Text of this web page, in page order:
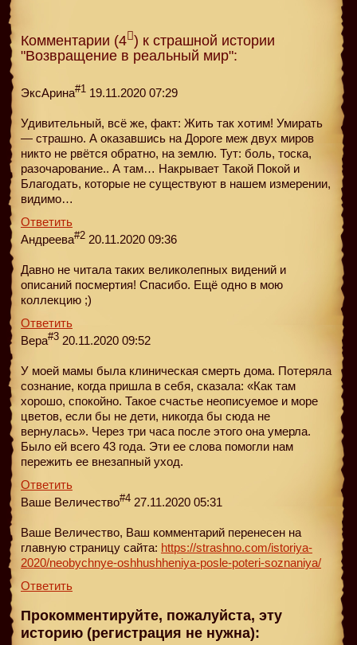
Комментарии (4 ) к страшной истории
"Возвращение в реальный мир":
ЭксАрина#1 19.11.2020 07:29
Удивительный, всё же, факт: Жить так хотим! Умирать
— страшно. А оказавшись на Дороге меж двух миров
никто не рвётся обратно, на землю. Тут: боль, тоска,
разочарование.. А там… Накрывает Такой Покой и
Благодать, которые не существуют в нашем измерении,
видимо…
Ответить
Андреева#2 20.11.2020 09:36
Давно не читала таких великолепных видений и
описаний посмертия! Спасибо. Ещё одно в мою
коллекцию ;)
Ответить
Вера#3 20.11.2020 09:52
У моей мамы была клиническая смерть дома. Потеряла
сознание, когда пришла в себя, сказала: «Как там
хорошо, спокойно. Такое счастье неописуемое и море
цветов, если бы не дети, никогда бы сюда не
вернулась». Через три часа после этого она умерла.
Было ей всего 43 года. Эти ее слова помогли нам
пережить ее внезапный уход.
Ответить
Ваше Величество#4 27.11.2020 05:31
Ваше Величество, Ваш комментарий перенесен на
главную страницу сайта: https://strashno.com/istoriya-
2020/neobychnye-oshhushheniya-posle-poteri-soznaniya/
Ответить
Прокомментируйте, пожалуйста, эту
историю (регистрация не нужна):